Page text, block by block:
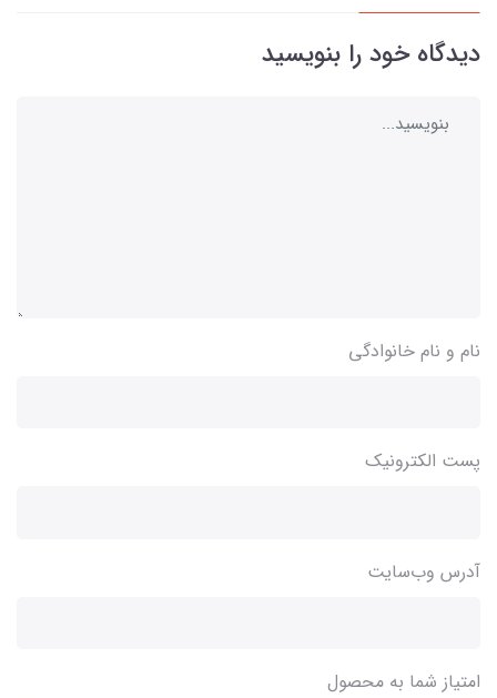
دیدگاه خود را بنویسید
نام و نام خانوادگی
پست الکترونیک
آدرس وب‌سایت
امتیاز شما به محصول